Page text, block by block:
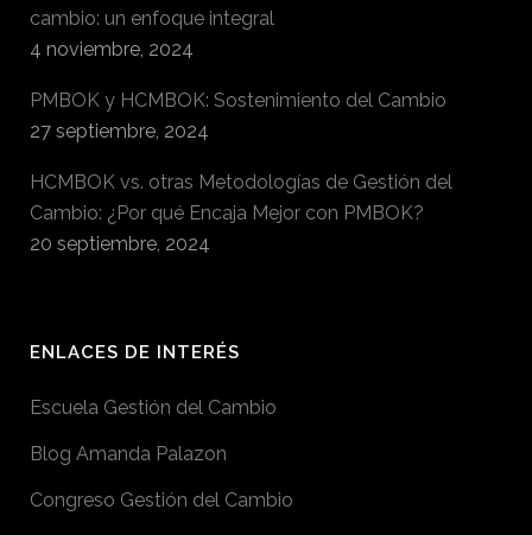
cambio: un enfoque integral
4 noviembre, 2024
PMBOK y HCMBOK: Sostenimiento del Cambio
27 septiembre, 2024
HCMBOK vs. otras Metodologías de Gestión del
Cambio: ¿Por qué Encaja Mejor con PMBOK?
20 septiembre, 2024
ENLACES DE INTERÉS
Escuela Gestión del Cambio
Blog Amanda Palazon
Congreso Gestión del Cambio